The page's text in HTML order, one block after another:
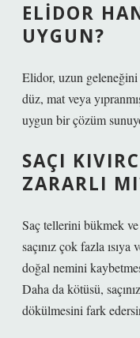
ELIDOR
UYGUN?
Elidor, uzun geleneğini
düz, mat veya
uygun bir çözüm
SAÇI
ZARARLI
Saç tellerini bükmek ve
saçınız çok fazla ısıya
doğal nemini
Daha da kötüsü,
dökülmesini fark